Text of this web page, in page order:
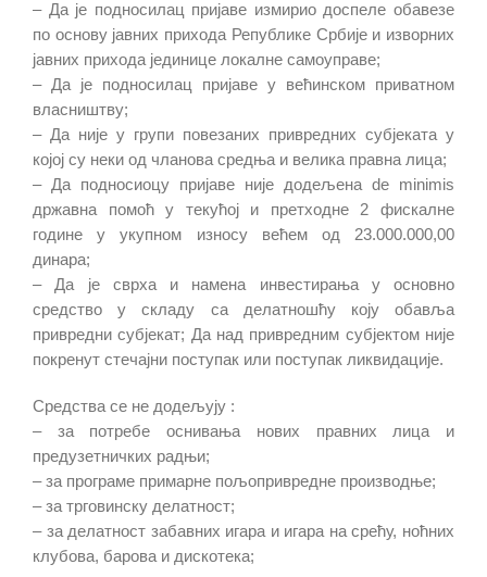
– Да је подносилац пријаве измирио доспеле обавезе
по основу јавних прихода Републике Србије и изворних
јавних прихода јединице локалне самоуправе;
– Да је подносилац пријаве у већинском приватном
власништву;
– Да није у групи повезаних привредних субјеката у
којој су неки од чланова средња и велика правна лица;
– Да подносиоцу пријаве није додељена de minimis
државна помоћ у текућој и претходне 2 фискалне
године у укупном износу већем од 23.000.000,00
динара;
– Да је сврха и намена инвестирања у основно
средство у складу са делатношћу коју обавља
привредни субјекат; Да над привредним субјектом није
покренут стечајни поступак или поступак ликвидације.
Средства се не додељују :
– за потребе оснивања нових правних лица и
предузетничких радњи;
– за програме примарнe пољопривредне производње;
– за трговинску делатност;
– за делатност забавних игара и игара на срећу, ноћних
клубова, барова и дискотека;